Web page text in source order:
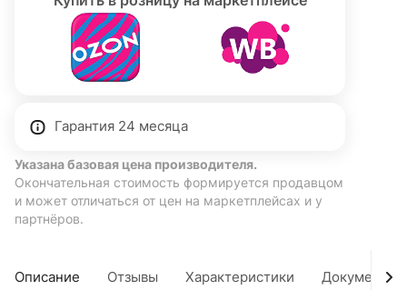
Гарантия 24 месяца
Указана базовая цена производителя.
Окончательная стоимость формируется продавцом
и может отличаться от цен на маркетплейсах и у
партнёров.
Описание Отзывы Характеристики Документы